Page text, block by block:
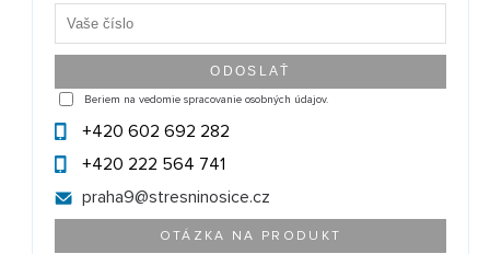
Beriem na vedomie spracovanie osobných údajov.
+420 602 692 282
+420 222 564 741
praha9@stresninosice.cz
OTÁZKA NA PRODUKT